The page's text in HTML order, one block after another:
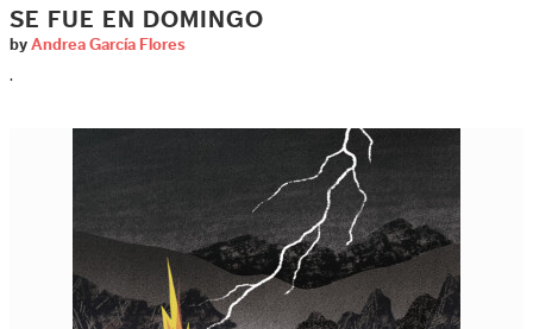
SE FUE EN DOMINGO
by Andrea García Flores
.